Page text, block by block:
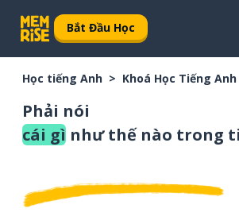
Bắt Đầu Học
Học tiếng Anh Khoá Học Tiếng Anh
Phải nói
cái gì như thế nào trong